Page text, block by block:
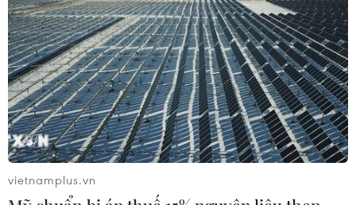
vietnamplus.vn